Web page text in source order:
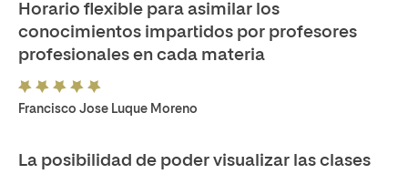
Horario flexible para asimilar los
conocimientos impartidos por profesores
profesionales en cada materia
Francisco Jose Luque Moreno
La posibilidad de poder visualizar las clases